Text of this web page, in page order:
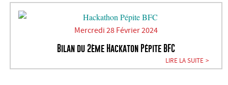
Mercredi 28 Février 2024
Bilan du 2ème Hackaton Pépite BFC
LIRE LA SUITE